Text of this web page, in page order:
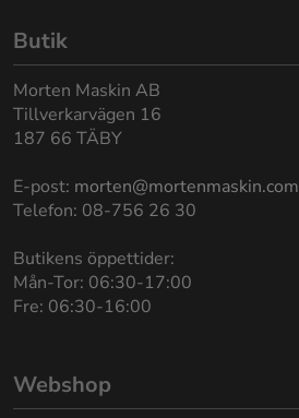
Butik
Morten Maskin AB
Tillverkarvägen 16
187 66 TÄBY
E-post: morten@mortenmaskin.com
Telefon: 08-756 26 30
Butikens öppettider:
Mån-Tor: 06:30-17:00
Fre: 06:30-16:00
Webshop